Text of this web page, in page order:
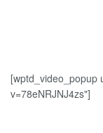
[wptd_video_popup
v=78eNRJNJ4zs"]